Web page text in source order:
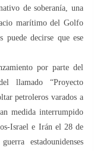
de soberanía, una
marítimo del Golfo
puede decirse que ese
por parte del
llamado “Proyecto
petroleros varados a
medida interrumpido
Israel e Irán el 28 de
estadounidenses